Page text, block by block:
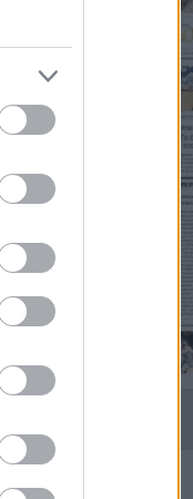
της
παλαιά
21:02
20:51
20:33